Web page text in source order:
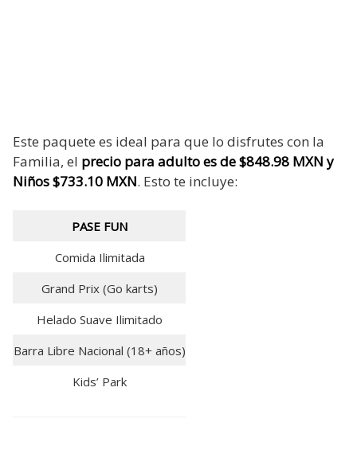
Este paquete es ideal para que lo disfrutes con la
Familia, el precio para adulto es de $848.98 MXN y
Niños $733.10 MXN. Esto te incluye:
PASE FUN
Comida Ilimitada
Grand Prix (Go karts)
Helado Suave Ilimitado
Barra Libre Nacional (18+ años)
Kids’ Park